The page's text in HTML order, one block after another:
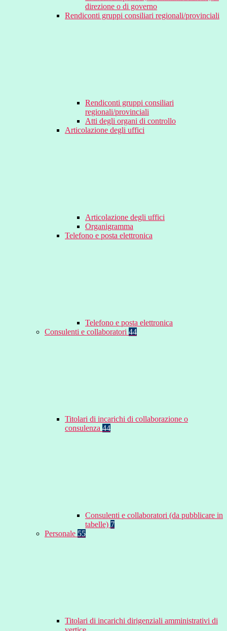
direzione o di governo
Rendiconti gruppi consiliari regionali/provinciali
Rendiconti gruppi consiliari
regionali/provinciali
Atti degli organi di controllo
Articolazione degli uffici
Articolazione degli uffici
Organigramma
Telefono e posta elettronica
Telefono e posta elettronica
Consulenti e collaboratori 44
Titolari di incarichi di collaborazione o
consulenza 44
Consulenti e collaboratori (da pubblicare in
tabelle) 7
Personale 55
Titolari di incarichi dirigenziali amministrativi di